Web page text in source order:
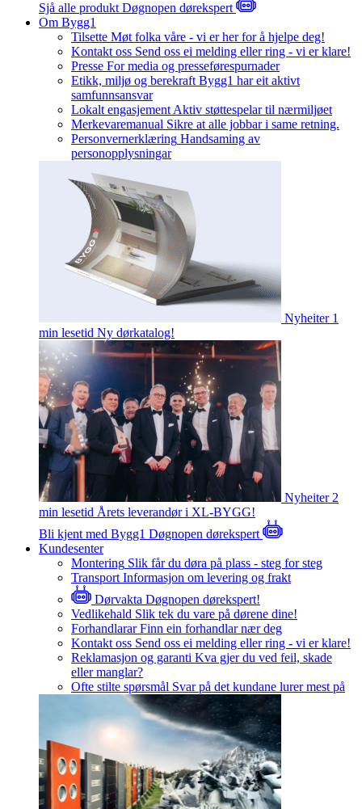
Sjå alle produkt Døgnopen dørekspert
Om Bygg1
Tilsette Møt folka våre - vi er her for å hjelpe deg!
Kontakt oss Send oss ei melding eller ring - vi er klare!
Presse For media og presseførespurnader
Etikk, miljø og berekraft Bygg1 har eit aktivt
samfunnsansvar
Lokalt engasjement Aktiv støttespelar til nærmiljøet
Merkevaremanual Sikre at alle jobbar i same retning.
Personvernerklæring Handsaming av
personopplysningar
Nyheiter 1
min lesetid Ny dørkatalog!
Nyheiter 2
min lesetid Årets leverandør i XL-BYGG!
Bli kjent med Bygg1 Døgnopen dørekspert
Kundesenter
Montering Slik får du døra på plass - steg for steg
Transport Informasjon om levering og frakt
Dørvakta Døgnopen dørekspert!
Vedlikehald Slik tek du vare på dørene dine!
Forhandlarar Finn ein forhandlar nær deg
Kontakt oss Send oss ei melding eller ring - vi er klare!
Reklamasjon og garanti Kva gjer du ved feil, skade
eller manglar?
Ofte stilte spørsmål Svar på det kundane lurer mest på